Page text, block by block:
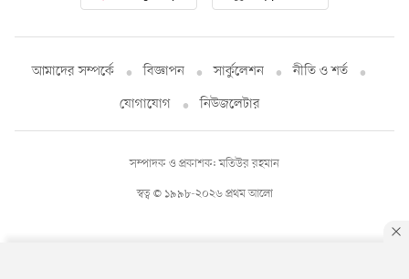
আমাদের সম্পর্কে বিজ্ঞাপন সার্কুলেশন
নীতি ও শর্ত
যোগাযোগ
নিউজলেটার
স্বত্ব © ১৯৯৮-২০২৬ প্রথম আলো
সম্পাদক ও প্রকাশক: মতিউর রহমান